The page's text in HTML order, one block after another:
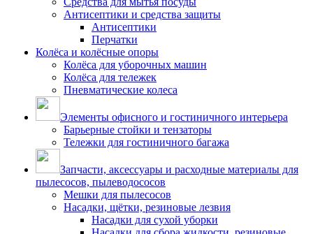
Антисептики и средства защиты
Антисептики
Перчатки
Колёса и колёсные опоры
Колёса для уборочных машин
Колёса для тележек
Пневматические колеса
Элементы офисного и гостиничного интерьера
Барьерные стойки и тензаторы
Тележки для гостиничного багажа
Запчасти, аксессуары и расходные материалы для
пылесосов, пылеводососов
Мешки для пылесосов
Насадки, щётки, резиновые лезвия
Насадки для сухой уборки